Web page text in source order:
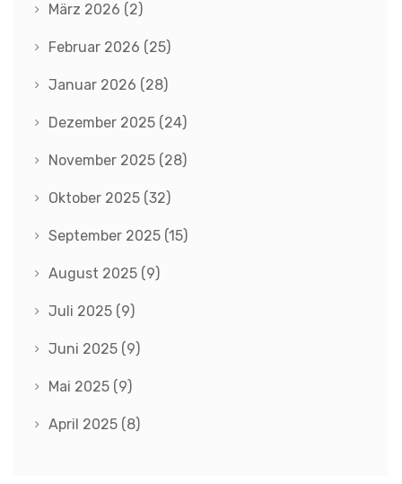
März 2026 (2)
Februar 2026 (25)
Januar 2026 (28)
Dezember 2025 (24)
November 2025 (28)
Oktober 2025 (32)
September 2025 (15)
August 2025 (9)
Juli 2025 (9)
Juni 2025 (9)
Mai 2025 (9)
April 2025 (8)